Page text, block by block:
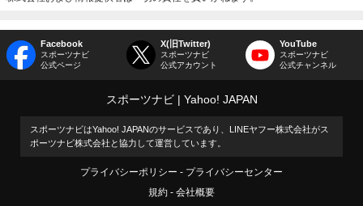
Facebook
スポーツナビ
公式ページ
X(旧Twitter)
スポーツナビ
公式アカウント
YouTube
スポーツナビ
公式チャンネル
スポーツナビ Yahoo! JAPAN
スポーツナビはYahoo! JAPANのサービスであり、LINEヤフー株式会社がス
ポーツナビ株式会社と協力して運営しています。
プライバシーポリシー
プライバシーセンター
規約
会社概要